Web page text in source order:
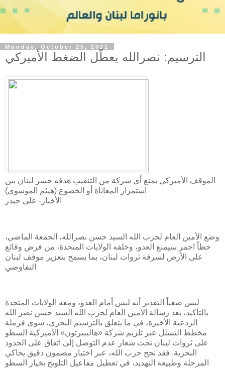
Monday, October 25, 2021
الترسيم: نصرالله يعطّل الضغط الأميركي
الموقف الأميركي بمنع أي شركة من التنقيب هدفه حشر لبنان بين
استمرار المعاناة أو الخضوع (هيثم الموسوي)
الأخبار- علي حيدر
وضع الأمين العام لحزب الله السيد حسن نصرالله، الجمعة الماضي،
خطاً احمر سيمنع العدو، وخلفه الولايات المتحدة، من فرض وقائع
على الأرض لسرقة ثروات لبنان، بما يسمح بتعزيز موقف لبنان
التفاوضي
ليس صعباً التقدير أنه ليس أمام العدو، ومعه الولايات المتحدة
بالتأكيد، بعد رسالة الأمين العام لحزب الله السيد حسن نصر الله
الردعية الأخيرة، في ما يتعلق بالترسيم البحري، سوى فرملة
مخطط التسلل عبر تلزيم شركة «هاليبيرتون» الأميركية السطو
على ثروات لبنان تحت شعار عدم التوصل إلى اتفاق على الحدود
البحرية. فقد نجح حزب الله، عبر اختيار مضمون دقيق يحاكي
المرحلة وطبيعة التهديد، في تعطيل مفاعيل التلويح بخيار السطو